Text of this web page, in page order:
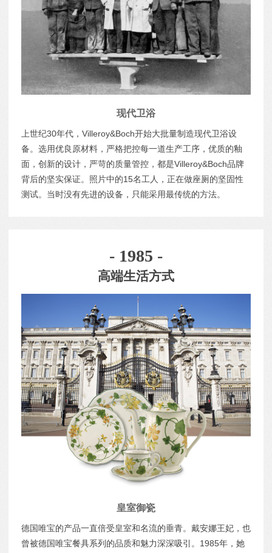
现代卫浴
上世纪30年代，Villeroy&Boch开始大批量制造现代卫浴设
备。选用优良原材料，严格把控每一道生产工序，优质的釉
面，创新的设计，严苛的质量管控，都是Villeroy&Boch品牌
背后的坚实保证。照片中的15名工人，正在做座厕的坚固性
测试。当时没有先进的设备，只能采用最传统的方法。
- 1985 -
高端生活方式
皇室御瓷
德国唯宝的产品一直倍受皇室和名流的垂青。戴安娜王妃，也
曾被德国唯宝餐具系列的品质和魅力深深吸引。1985年，她